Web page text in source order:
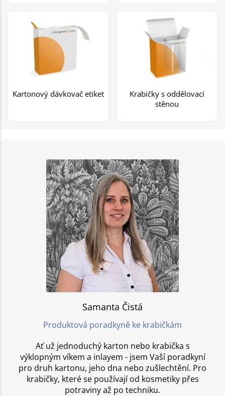
Kartonový dávkovač etiket
Krabičky s oddělovací
stěnou
Samanta Čistá
Produktová poradkyně ke krabičkám
Ať už jednoduchý karton nebo krabička s
výklopným víkem a inlayem - jsem Vaší poradkyní
pro druh kartonu, jeho dna nebo zušlechtění. Pro
krabičky, které se používají od kosmetiky přes
potraviny až po techniku.